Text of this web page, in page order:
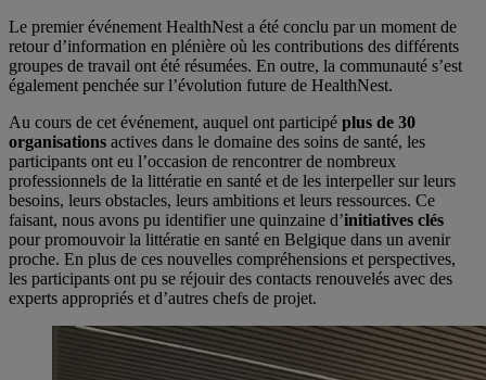
Le premier événement HealthNest a été conclu par un moment de
retour d’information en plénière où les contributions des différents
groupes de travail ont été résumées. En outre, la communauté s’est
également penchée sur l’évolution future de HealthNest.
Au cours de cet événement, auquel ont participé plus de 30
organisations actives dans le domaine des soins de santé, les
participants ont eu l’occasion de rencontrer de nombreux
professionnels de la littératie en santé et de les interpeller sur leurs
besoins, leurs obstacles, leurs ambitions et leurs ressources. Ce
faisant, nous avons pu identifier une quinzaine d’initiatives clés
pour promouvoir la littératie en santé en Belgique dans un avenir
proche. En plus de ces nouvelles compréhensions et perspectives,
les participants ont pu se réjouir des contacts renouvelés avec des
experts appropriés et d’autres chefs de projet.